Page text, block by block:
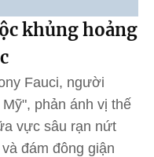
khủng hoảng
Fauci, người
phản ánh vị thế
vực sâu rạn nứt
đám đông giận